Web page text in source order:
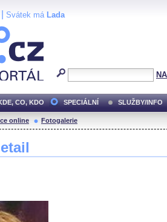
Svátek má Lada
CO, KDO SPECIÁLNÍ SLUŽBY/INFO
online Fotogalerie